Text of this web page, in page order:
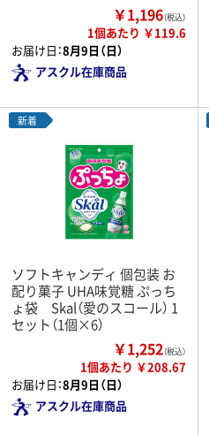
￥1,196（税込）
1個あたり ￥119.6
お届け日：8月9日（日）
アスクル在庫商品
新着
ソフトキャンディ 個包装 お
配り菓子 UHA味覚糖 ぷっち
ょ袋 Skal（愛のスコール） 1
セット（1個×6）
￥1,252（税込）
1個あたり ￥208.67
お届け日：8月9日（日）
アスクル在庫商品